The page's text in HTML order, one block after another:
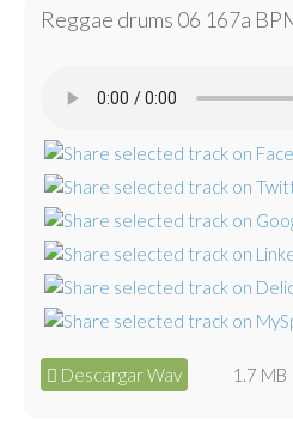
Reggae drums 06 167a
Descargar Wav 1.7 MB